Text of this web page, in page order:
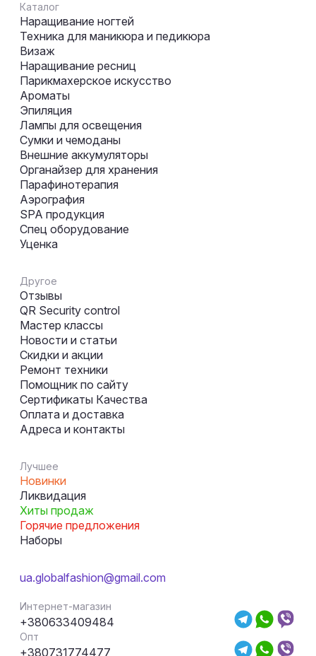
Каталог
Наращивание ногтей
Техника для маникюра и педикюра
Визаж
Наращивание ресниц
Парикмахерское искусство
Ароматы
Эпиляция
Лампы для освещения
Сумки и чемоданы
Внешние аккумуляторы
Органайзер для хранения
Парафинотерапия
Аэрография
SPA продукция
Спец оборудование
Уценка
Другое
Отзывы
QR Security control
Мастер классы
Новости и статьи
Скидки и акции
Ремонт техники
Помощник по сайту
Сертификаты Качества
Оплата и доставка
Адреса и контакты
Лучшее
Новинки
Ликвидация
Хиты продаж
Горячие предложения
Наборы
ua.globalfashion@gmail.com
Интернет-магазин
+380633409484
Опт
+380731774477